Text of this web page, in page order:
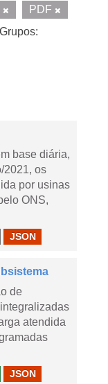
PDF
Grupos:
base diária,
2021, os
por usinas
ONS,
JSON
de
atendida
JSON